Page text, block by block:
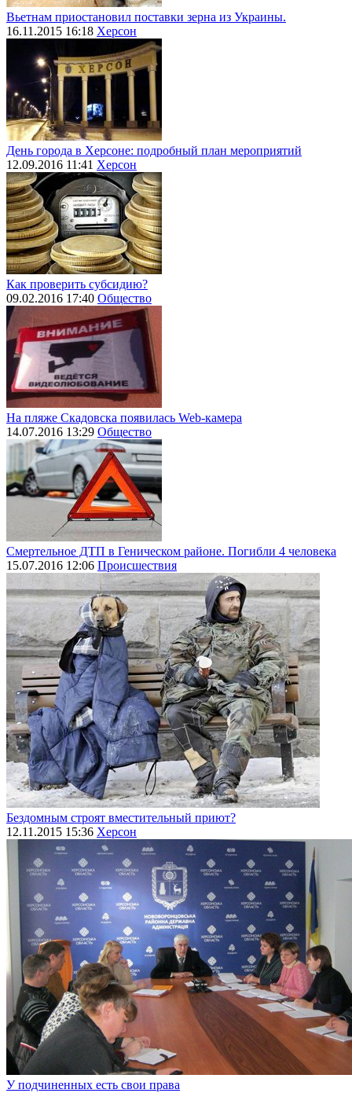
Вьетнам приостановил поставки зерна из Украины.
16.11.2015 16:18 Херсон
День города в Херсоне: подробный план мероприятий
12.09.2016 11:41 Херсон
Как проверить субсидию?
09.02.2016 17:40 Общество
На пляже Скадовска появилась Web-камера
14.07.2016 13:29 Общество
Смертельное ДТП в Геническом районе. Погибли 4 человека
15.07.2016 12:06 Происшествия
Бездомным строят вместительный приют?
12.11.2015 15:36 Херсон
У подчиненных есть свои права